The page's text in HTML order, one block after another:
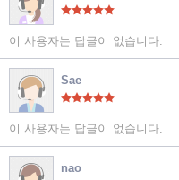
이 사용자는 답글이 없습니다.
Sae
이 사용자는 답글이 없습니다.
nao